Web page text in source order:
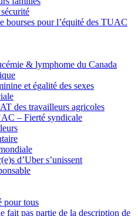
bourses pour l’équité des TUAC
& lymphome du Canada
et égalité des sexes
des travailleurs agricoles
– Fierté syndicale
d’Uber s’unissent
pour tous
fait pas partie de la description de